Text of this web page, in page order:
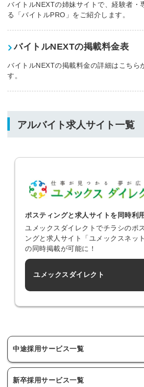
バイトルNEXTの姉妹サイトで、経験者・
る「バイトルPRO」をご紹介します。
バイトルNEXTの掲載料金表
バイトルNEXTの掲載料金の詳細はこちら
す。
アルバイト求人サイト一覧
ポスティングと求人サイトを同時利用
ユメックスダイレクトでチラシのポ
ングと求人サイト「ユメックスネッ
の同時掲載が可能に！
ユメックスダイレクト
中途採用サービス一覧
新卒採用サービス一覧
する
れですか？
でログイン
許可なく投稿すること
採用に役立
みんなの採用部があ
は